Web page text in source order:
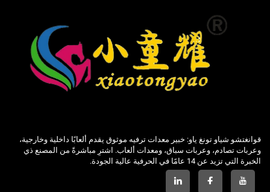
قوانغتشو شياو تونغ ياو: خبير معدات ترفيه موثوق يقدم ألعابًا داخلية وخارجية،
وعربات تصادم، وعربات سباق، ومعدات ألعاب. اشترِ مباشرةً من المصنع ذي
الخبرة التي تزيد عن 14 عامًا في الحرفية عالية الجودة.